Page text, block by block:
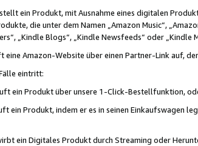
ein Produkt, mit Ausnahme eines digitalen
die unter dem Namen „Amazon Music“,
„Kindle Blogs“, „Kindle Newsfeeds“ oder „Kindle
Amazon-Website über einen Partner-Link auf,
eintritt:
ein Produkt über unsere 1-Click-Bestellfunktion,
ein Produkt, indem er es in seinen Einkaufswagen
ein Digitales Produkt durch Streaming oder